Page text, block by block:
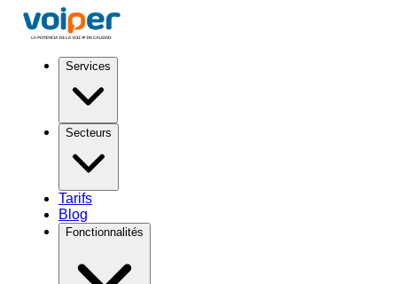
Services
Secteurs
Tarifs
Blog
Fonctionnalités